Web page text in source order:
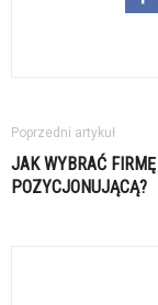
Poprzedni artykuł
JAK WYBRAĆ FIRMĘ
POZYCJONUJĄCĄ?